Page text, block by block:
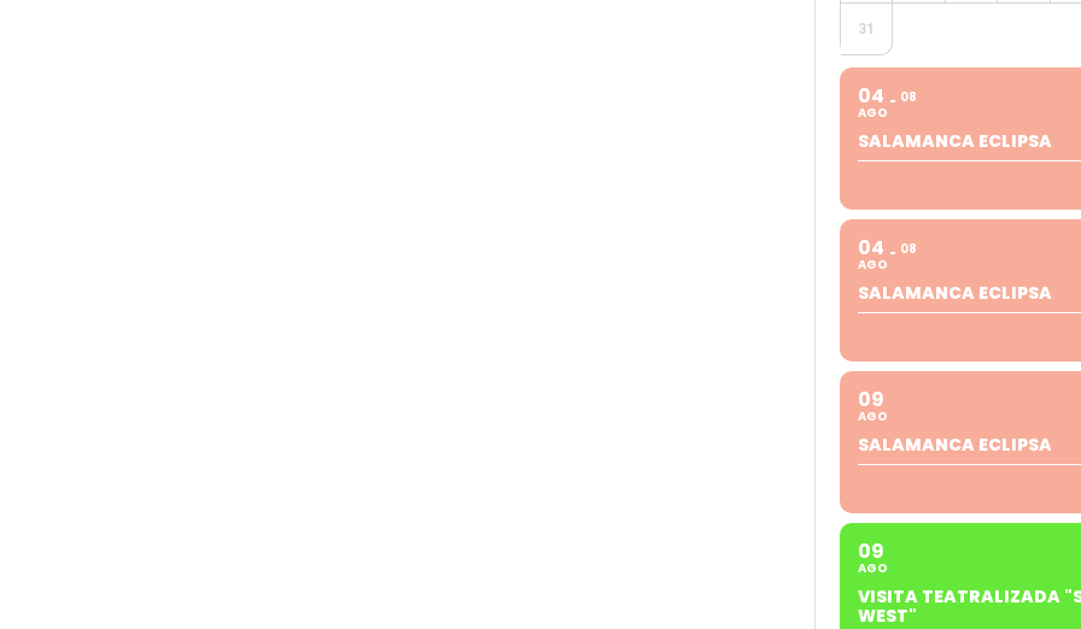
31
04
AGO
08
SALAMANCA ECLIPSA
04
AGO
08
SALAMANCA ECLIPSA
09
AGO
SALAMANCA ECLIPSA
09
AGO
VISITA TEATRALIZADA
WEST"